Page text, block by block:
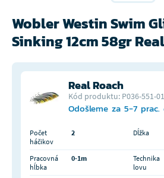
Wobler Westin Swim
Sinking 12cm 58gr
Real Roach
Kód produktu: P036-551-
Odošleme za 5-7
Počet
háčikov
2 Dĺžka
Pracovná
hĺbka
0-1m
Technika
lovu